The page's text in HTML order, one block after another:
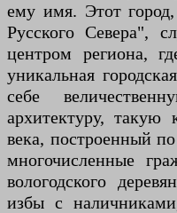
ему имя. Этот
Русского Севера",
центром региона,
уникальная
себе
архитектуру,
века, построенный
многочисленные
вологодского
избы с